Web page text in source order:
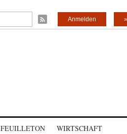
Anmelden
FEUILLETON WIRTSCHAFT